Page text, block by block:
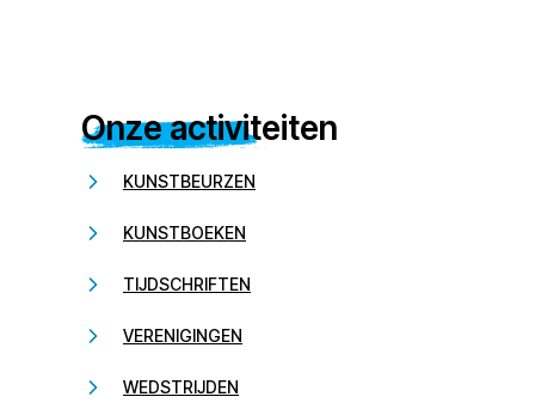
Onze activiteiten
KUNSTBEURZEN
KUNSTBOEKEN
TIJDSCHRIFTEN
VERENIGINGEN
WEDSTRIJDEN